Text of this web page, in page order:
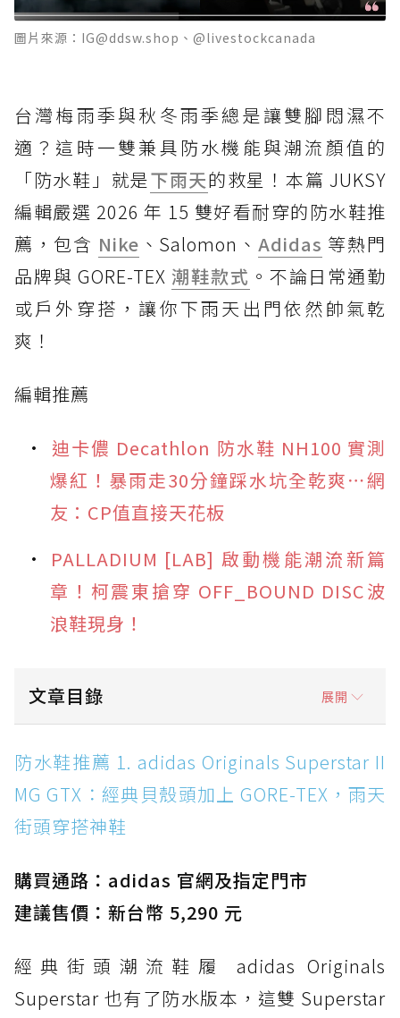
圖片來源：IG@ddsw.shop、@livestockcanada
台灣梅雨季與秋冬雨季總是讓雙腳悶濕不
適？這時一雙兼具防水機能與潮流顏值的
「防水鞋」就是下雨天的救星！本篇 JUKSY
編輯嚴選 2026 年 15 雙好看耐穿的防水鞋推
薦，包含 Nike 、Salomon、Adidas 等熱門
品牌與 GORE-TEX 潮鞋款式 。不論日常通勤
或戶外穿搭，讓你下雨天出門依然帥氣乾
爽！
編輯推薦
迪卡儂 Decathlon 防水鞋 NH100 實測
爆紅！暴雨走30分鐘踩水坑全乾爽⋯網
友：CP值直接天花板
PALLADIUM [LAB] 啟動機能潮流新篇
章！柯震東搶穿 OFF_BOUND DISC波
浪鞋現身！
文章目錄 展開
防水鞋推薦 1. adidas Originals Superstar II
MG GTX：經典貝殼頭加上 GORE-TEX，雨天街
頭穿搭神鞋
防水鞋推薦 2. New Balance Hierro v9 GORE-
防水鞋推薦 3. Nike Dunk Low GORE-TEX：
經典 Dunk 輪廓加上防水科技，雨天穿搭帥度不
打折
防水鞋推薦 4. ASICS TRABUCO 14 GTX：搭
載 GORE-TEX 隱形貼合科技，全方位防水神鞋
防水鞋推薦 1. adidas Originals Superstar II
MG GTX：經典貝殼頭加上 GORE-TEX，雨天
街頭穿搭神鞋
購買通路：adidas 官網及指定門市
建議售價：新台幣 5,290 元
經典街頭潮流鞋履 adidas Originals
Superstar 也有了防水版本，這雙 Superstar